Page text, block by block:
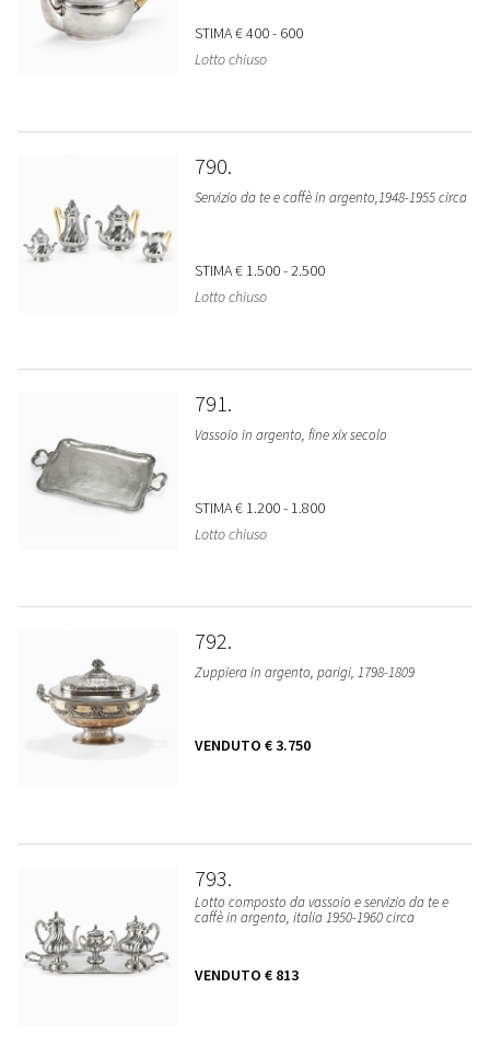
STIMA€ 400 - 600
Lotto chiuso
790
Servizio da te e caffè in argento,1948-1955 circa
STIMA€ 1.500 - 2.500
Lotto chiuso
791
Vassoio in argento, fine xix secolo
STIMA€ 1.200 - 1.800
Lotto chiuso
792
Zuppiera in argento, parigi, 1798-1809
VENDUTO € 3.750
793
Lotto composto da vassoio e servizio da te e
caffè in argento, italia 1950-1960 circa
VENDUTO € 813